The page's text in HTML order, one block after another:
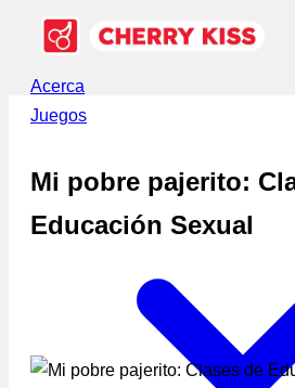
Acerca
Juegos
Mi pobre pajerito:
Educación Sexual